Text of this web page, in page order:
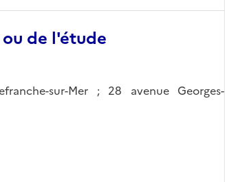
de l'étude
sur-Mer ; 28 avenue Georges-